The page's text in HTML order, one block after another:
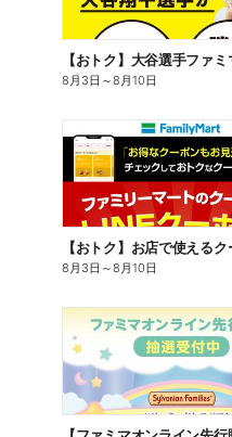
8月3日 ～8月10日
8月3日 ～8月10日